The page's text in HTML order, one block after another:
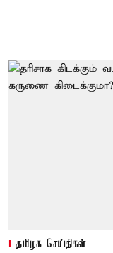
தமிழக செய்திகள்